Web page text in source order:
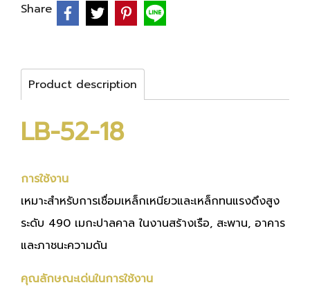
Share
Product description
LB-52-18
การใช้งาน
เหมาะสำหรับการเชื่อมเหล็กเหนียวและเหล็กทนแรงดึงสูง
ระดับ 490 เมกะปาลคาล ในงานสร้างเรือ, สะพาน, อาคาร
และภาชนะความดัน
คุณลักษณะเด่นในการใช้งาน